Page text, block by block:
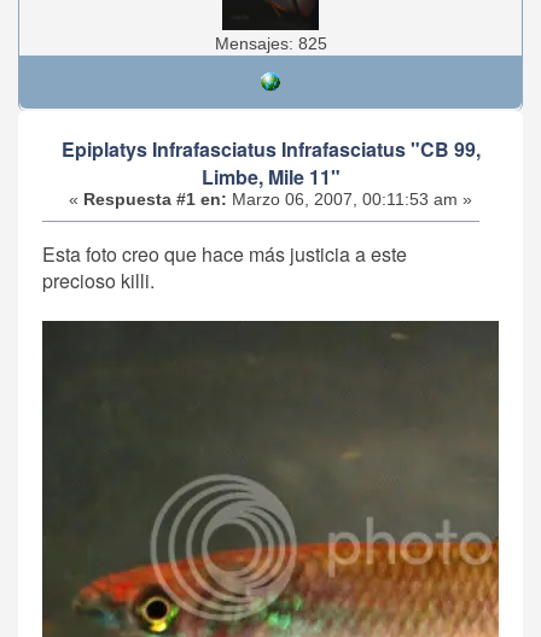
Mensajes: 825
Epiplatys Infrafasciatus Infrafasciatus "CB 99,
Limbe, Mile 11"
« Respuesta #1 en: Marzo 06, 2007, 00:11:53 am »
Esta foto creo que hace más justicia a este
precioso killi.